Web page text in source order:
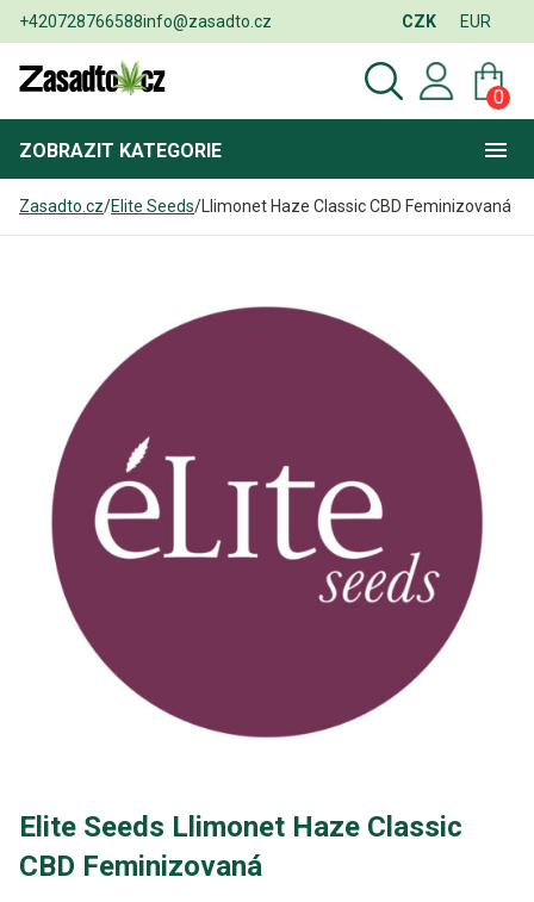
+420728766588info@zasadto.cz CZK EUR
0
ZOBRAZIT KATEGORIE
Zasadto.cz/Elite Seeds/ Llimonet Haze Classic CBD Feminizovaná
Elite Seeds Llimonet Haze Classic
CBD Feminizovaná